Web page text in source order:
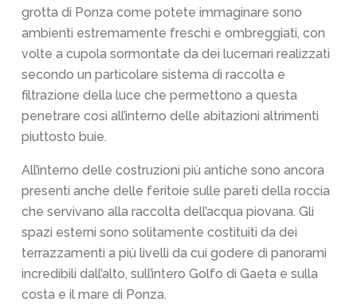
grotta di Ponza come potete immaginare sono
ambienti estremamente freschi e ombreggiati, con
volte a cupola sormontate da dei lucernari realizzati
secondo un particolare sistema di raccolta e
filtrazione della luce che permettono a questa
penetrare così all’interno delle abitazioni altrimenti
piuttosto buie.
All’interno delle costruzioni più antiche sono ancora
presenti anche delle feritoie sulle pareti della roccia
che servivano alla raccolta dell’acqua piovana. Gli
spazi esterni sono solitamente costituiti da dei
terrazzamenti a più livelli da cui godere di panorami
incredibili dall’alto, sull’intero Golfo di Gaeta e sulla
costa e il mare di Ponza.